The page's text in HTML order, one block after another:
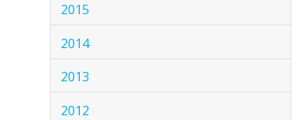
2015
2014
2013
2012